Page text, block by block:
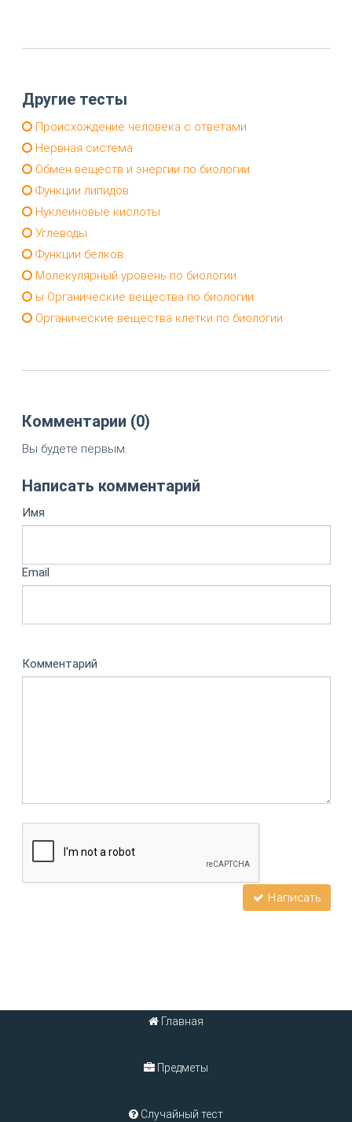
Другие тесты
Происхождение человека с ответами
Нервная система
Обмен веществ и энергии по биологии
Функции липидов
Нуклеиновые кислоты
Углеводы
Функции белков
Молекулярный уровень по биологии
ы Органические вещества по биологии
Органические вещества клетки по биологии
Комментарии (0)
Вы будете первым.
Написать комментарий
Имя
Email
Комментарий
Написать
Главная
Предметы
Случайный тест